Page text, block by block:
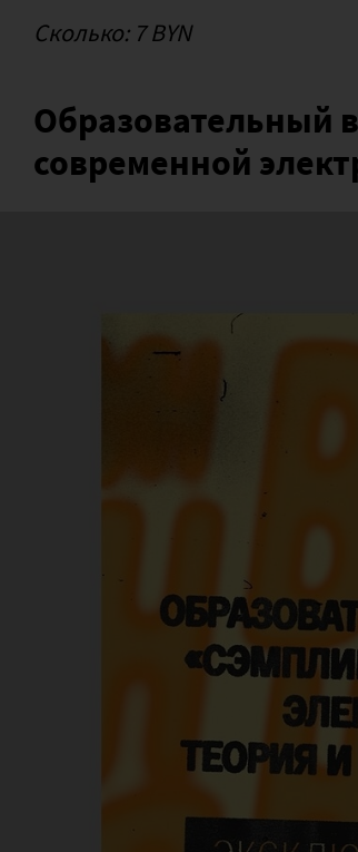
Сколько: 7 BYN
Образовательный
современной